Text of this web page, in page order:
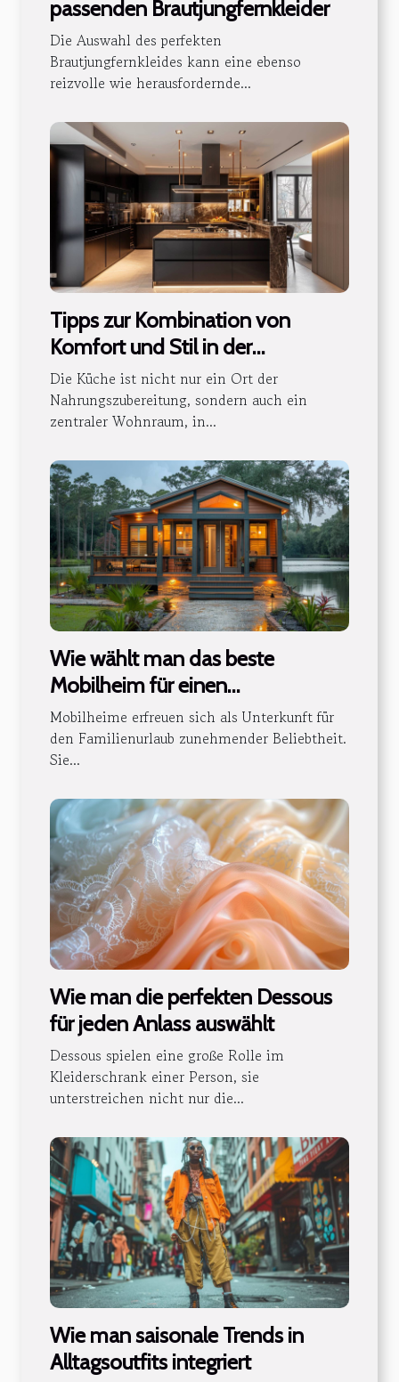
passenden Brautjungfernkleider
Die Auswahl des perfekten
Brautjungfernkleides kann eine ebenso
reizvolle wie herausfordernde...
Tipps zur Kombination von
Komfort und Stil in der
modernen Küchengestaltung
Die Küche ist nicht nur ein Ort der
Nahrungszubereitung, sondern auch ein
zentraler Wohnraum, in...
Wie wählt man das beste
Mobilheim für einen
Familienurlaub?
Mobilheime erfreuen sich als Unterkunft für
den Familienurlaub zunehmender Beliebtheit.
Sie...
Wie man die perfekten Dessous
für jeden Anlass auswählt
Dessous spielen eine große Rolle im
Kleiderschrank einer Person, sie
unterstreichen nicht nur die...
Wie man saisonale Trends in
Alltagsoutfits integriert